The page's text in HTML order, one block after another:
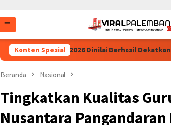
Konten Spesial
Kapolri Cup 2026 Dinilai Berhasil Dekatkan Polri
Beranda Nasional
Tingkatkan Kualitas
Nusantara Pangandaran